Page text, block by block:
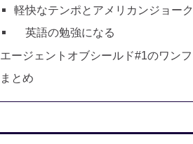
軽快なテンポとアメリカンジョーク
英語の勉強になる
エージェントオブシールド#1のワンフ
まとめ